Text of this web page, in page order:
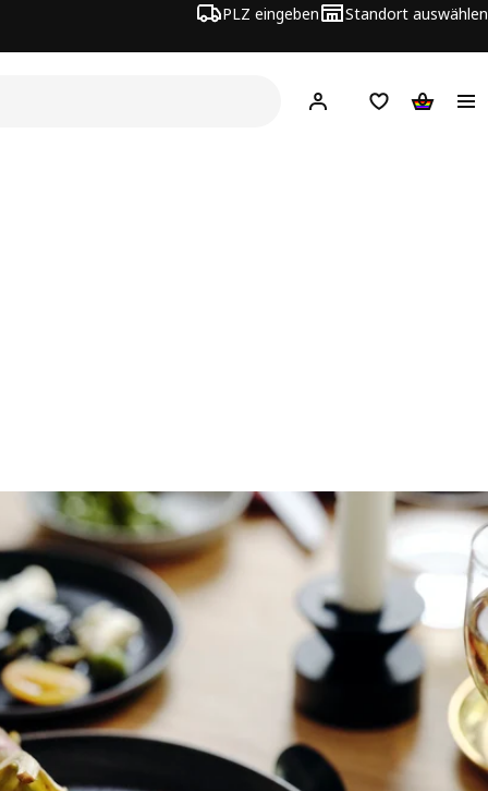
PLZ eingeben Standort auswählen
Hej! Hier einloggen
Merkzettel